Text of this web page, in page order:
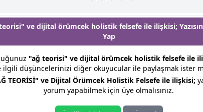
ve dijital örümcek holistik felsefe ile ilişkisi;
Yap
"ağ teorisi" ve dijital örümcek holistik felsefe ile
ilgili düşüncelerinizi diğer okuyucular ile paylaşmak ister
TEORİSİ" ve Dijital Örümcek Holistik Felsefe ile ilişkisi;
yorum yapabilmek için üye olmalısınız.